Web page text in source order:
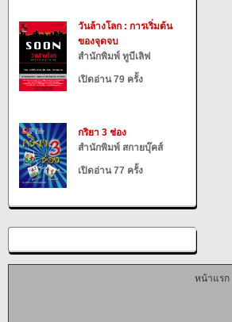
วันล้างโลก : การเริ่มต้น
ของจุดจบ
สำนักพิมพ์ ทูบีเลิฟ
เปิดอ่าน 79 ครั้ง
กริยา 3 ช่อง
สำนักพิมพ์ สกายบุ๊คส์
เปิดอ่าน 77 ครั้ง
หน้าแรก|